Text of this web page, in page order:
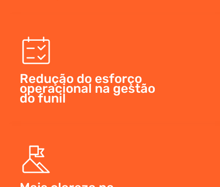
Redução do esforço
operacional na gestão
do funil